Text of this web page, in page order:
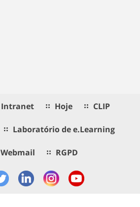
Intranet Hoje CLIP
Laboratório de e.Learning
Webmail RGPD